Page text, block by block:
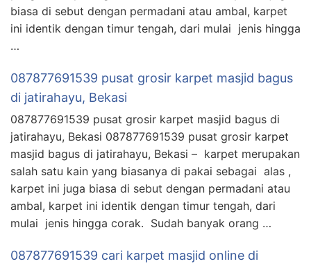
biasa di sebut dengan permadani atau ambal, karpet
ini identik dengan timur tengah, dari mulai jenis hingga
…
087877691539 pusat grosir karpet masjid bagus
di jatirahayu, Bekasi
087877691539 pusat grosir karpet masjid bagus di
jatirahayu, Bekasi 087877691539 pusat grosir karpet
masjid bagus di jatirahayu, Bekasi – karpet merupakan
salah satu kain yang biasanya di pakai sebagai alas ,
karpet ini juga biasa di sebut dengan permadani atau
ambal, karpet ini identik dengan timur tengah, dari
mulai jenis hingga corak. Sudah banyak orang …
087877691539 cari karpet masjid online di